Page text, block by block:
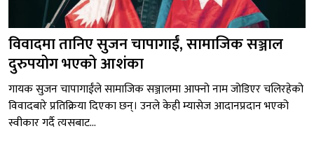
विवादमा तानिए सुजन चापागाईं, सामाजिक सञ्जाल
दुरुपयोग भएको आशंका
गायक सुजन चापागाईंले सामाजिक सञ्जालमा आफ्नो नाम जोडिएर चलिरहेको
विवादबारे प्रतिक्रिया दिएका छन्। उनले केही म्यासेज आदानप्रदान भएको
स्वीकार गर्दै त्यसबाट...